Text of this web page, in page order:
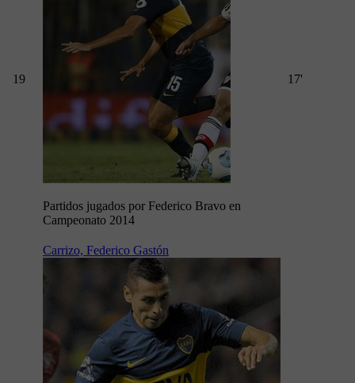
19
Partidos jugados por Federico Bravo en
Campeonato 2014
17'
Carrizo, Federico Gastón